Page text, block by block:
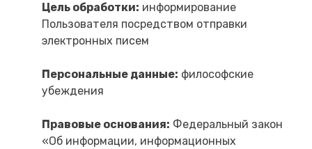
Цель обработки: информирование
Пользователя посредством отправки
электронных писем
Персональные данные: философские
убеждения
Правовые основания: Федеральный закон
«Об информации, информационных